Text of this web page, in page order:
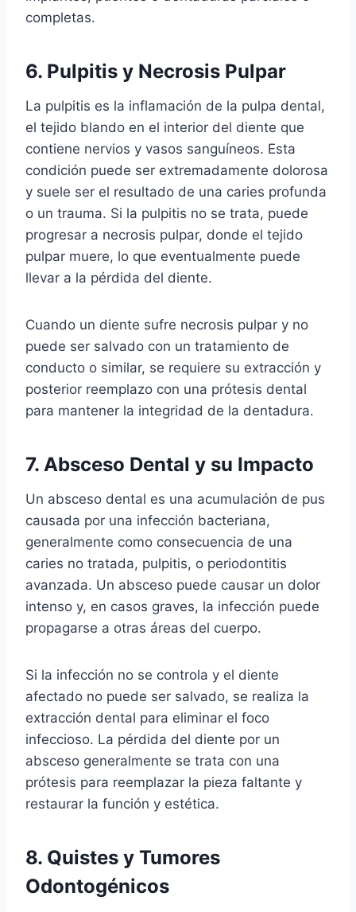
completas.
6. Pulpitis y Necrosis Pulpar
La pulpitis es la inflamación de la pulpa dental,
el tejido blando en el interior del diente que
contiene nervios y vasos sanguíneos. Esta
condición puede ser extremadamente dolorosa
y suele ser el resultado de una caries profunda
o un trauma. Si la pulpitis no se trata, puede
progresar a necrosis pulpar, donde el tejido
pulpar muere, lo que eventualmente puede
llevar a la pérdida del diente.
Cuando un diente sufre necrosis pulpar y no
puede ser salvado con un tratamiento de
conducto o similar, se requiere su extracción y
posterior reemplazo con una prótesis dental
para mantener la integridad de la dentadura.
7. Absceso Dental y su Impacto
Un absceso dental es una acumulación de pus
causada por una infección bacteriana,
generalmente como consecuencia de una
caries no tratada, pulpitis, o periodontitis
avanzada. Un absceso puede causar un dolor
intenso y, en casos graves, la infección puede
propagarse a otras áreas del cuerpo.
Si la infección no se controla y el diente
afectado no puede ser salvado, se realiza la
extracción dental para eliminar el foco
infeccioso. La pérdida del diente por un
absceso generalmente se trata con una
prótesis para reemplazar la pieza faltante y
restaurar la función y estética.
8. Quistes y Tumores
Odontogénicos